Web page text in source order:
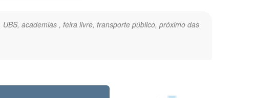
academias , feira livre, transporte público, próximo das